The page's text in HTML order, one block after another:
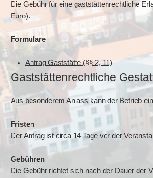
Die Gebühr für eine gaststättenrechtliche
Euro).
Formulare
Antrag Gaststätte (§§ 2, 11)
Gaststättenrechtliche
Aus besonderem Anlass kann der Betrieb
Fristen
Der Antrag ist circa 14 Tage vor der
Gebühren
Die Gebühr richtet sich nach der Dauer der